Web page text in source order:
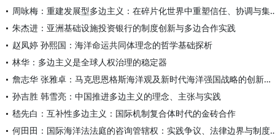
周咏梅：重建发展型多边主义
朱杰进：亚洲基础设施投资银行的制度创新与多边合作实践
赵凤婷 孙熙国：海洋命运共同体理念的哲学基础探析
林华：多边主义是全球人权治理的稳定器
詹志华 张雅卓：马克思恩格斯海洋观及新时代海洋强国战略的创新发展
孙吉胜 韩雪亮：中国推进多边主义的理念、主张与实践
嵇先白：互补性多边主义：国际机制复合体时代的金砖合作
何田田：国际海洋法法庭的咨